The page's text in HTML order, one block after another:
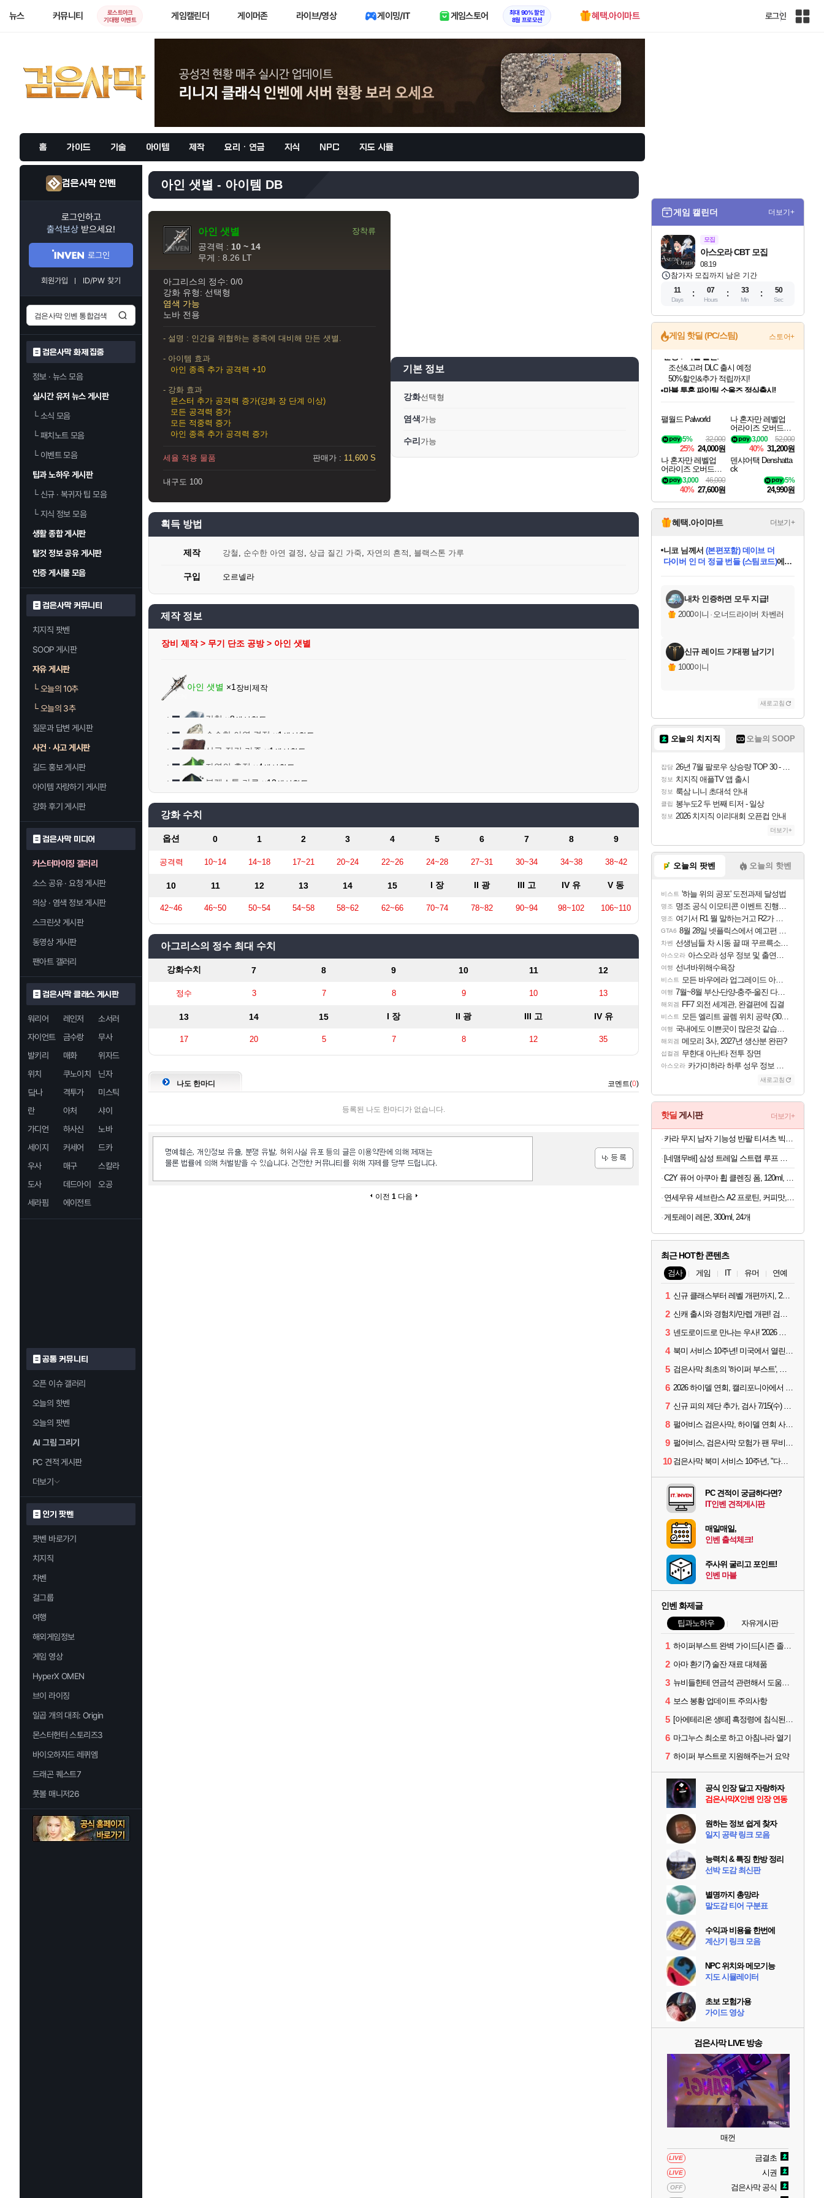
뉴스 커뮤니티
로스트아크
기대평 이벤트
게임캘린더 게이머존 라이브/영상 게이밍/IT 게임스토어
최대 90% 할인
8월 프로모션
혜택.아이마트 로그인
인
홈 가이드 기술 아이템 제작 요리 · 연금 지식 NPC 지도 시뮬
검은사막 인벤
로그인하고
출석보상 받으세요!
로그인
회원가입 ID/PW 찾기
검은사막 화제 집중
정보 · 뉴스 모음
실시간 유저 뉴스 게시판
└소식 모음
└패치노트 모음
└이벤트 모음
팁과 노하우 게시판
└신규 · 복귀자 팁 모음
└지식 정보 모음
생활 종합 게시판
탈것 정보 공유 게시판
인증 게시물 모음
검은사막 커뮤니티
치지직 팟벤
SOOP 게시판
자유 게시판
└오늘의 10추
└오늘의 3추
질문과 답변 게시판
사건 · 사고 게시판
길드 홍보 게시판
아이템 자랑하기 게시판
강화 후기 게시판
검은사막 미디어
커스터마이징 갤러리
소스 공유 · 요청 게시판
의상 · 염색 정보 게시판
스크린샷 게시판
동영상 게시판
팬아트 갤러리
검은사막 클래스 게시판
워리어 레인저
소서러
자이언트
금수랑
무사
발키리
매화
위자드
위치
쿠노이치
닌자
닼나
격투가
미스틱
란
아처
샤이
가디언
하사신
노바
세이지
커세어
드카
우사
매구
스칼라
도사
데드아이
오공
세라핌
에이전트
공통 커뮤니티
오픈 이슈 갤러리
오늘의 핫벤
오늘의 팟벤
AI 그림 그리기
PC 견적 게시판
더보기
인기 팟벤
팟벤 바로가기
치지직
차벤
걸그룹
여행
해외게임정보
게임 영상
HyperX OMEN
브이 라이징
일곱 개의 대죄: Origin
몬스터헌터 스토리즈3
바이오하자드 레퀴엠
드래곤 퀘스트7
풋볼 매니저26
아인 샛별 - 아이템 DB
아인 샛별
공격력 : 10 ~ 14
무게 : 8.26 LT
장착류
아그리스의 정수: 0/0
강화 유형: 선택형
염색 가능
노바 전용
- 설명 : 인간을 위협하는 종족에 대비해 만든 샛별.
- 아이템 효과
아인 종족 추가 공격력 +10
- 강화 효과
몬스터 추가 공격력 증가(강화 장 단계 이상)
모든 공격력 증가
모든 적중력 증가
아인 종족 추가 공격력 증가
세율 적용 물품 판매가 : 11,600 S
내구도 100
기본 정보
강화선택형
염색 가능
수리 가능
획득 방법
제작 강철 , 순수한 아연 결정 , 상급 질긴 가죽, 자연의 흔적 , 블랙스톤 가루
구입 오르넬라
제작 정보
장비 제작 > 무기 단조 공방 > 아인 샛별
아인 샛별 ×1 장비제작
강철 ×8 생산활동
석탄×5
녹아내린 철 조각×5
그루닐 투구×1
황동 주괴×3생산활동
녹아내린 구리 조각×5 생산활동
구리 광석
아연 광석×5
상급 질긴 가죽 생산활동
코끼리 가죽
블랙스톤 가루 ×10 생산활동
고대 마력의 수정 - 하르퓌아
검은 수정 원석×5
순수한 아연 결정 ×1 생산활동
아연 주괴 ×3생산활동
녹아내린 아연 조각×10
아연 광석×5
금속 용해제 ×2
상급 질긴 가죽 ×1 생산활동
질긴 가죽×10생산활동
자연의 흔적 ×4 생산활동
편백나무 원목×3
영롱한 오팔
생산활동
오팔 원석×5
목재 강화제
블랙스톤 가루
×11
고대 마력의 수정 - 하르퓌아×1
블랙스톤 가루 ×12 생산활동
강화 수치
옵션 0 1 2 3 4 5 6 7 8 9
공격력 10~14 14~18 17~21 20~24 22~26 24~28 27~31 30~34 34~38 38~42
10 11 12 13 14 15 I 장 II 광 III 고 IV 유 V 동
42~46 46~50 50~54 54~58 58~62 62~66 70~74 78~82 90~94 98~102 106~110
아그리스의 정수 최대 수치
강화수치 7 8 9 10 11 12
정수 3 7 8 9 10 13
13 14 15 I 장 II 광 III 고 IV 유
17 20 5 7 8 12 35
나도 한마디 코멘트(0)
등록된 나도 한마디가 없습니다.
이전 1 다음
게임 캘린더 더보기+
모집
08.19
아스오라 CBT 모집
참가자 모집까지 남은 기간
11
Days
07
Hours
33
Min
49
Sec
게임 핫딜 (PC/스팀) 스토어+
최대 90% 할인가를 만나보세요!
네이버혜택과 함께 만나보세요!
50%할인&추가 적립까지!
마블 투혼 파이팅 소울즈 정식출시!
마블 히어로 총 출동&화려한 격투!
네이버 포인트 혜택까지!
이니&베니 혜택까지!
네이버 혜택가와 함께 예약하세요!
할인&네이버혜택으로 만나보세요!
네이버페이 혜택과 만나보세요!
40주년 프로모션으로 만나보세요!
할인가에 만나보세요!
일부 에디션 상시 할인!
혜택으로 예약 판매 중
편안하게 충전하세요
팰월드 Palworld
32,000
5%
25% 24,000원
나 혼자만 레벨업
어라이즈 오버드라
이브 디럭스 에디션
Solo Leveling Arise
Overdrive Deluxe Edi
tion
52,000
3,000
40% 31,200원
나 혼자만 레벨업
어라이즈 오버드라
이브 Solo Leveling A
rise
46,000
3,000
40% 27,600원
덴샤어택 Denshatta
ck
5%
24,990원
혜택.아이마트 더보기+
교환.
당첨되셨습니다.
니코님께서 (본편포함) 데이브 더
다이버 인 더 정글 번들 (스팀코드)에
당첨되셨습니다.
당첨되셨습니다.
당첨되셨습니다.
당첨되셨습니다.
당첨되셨습니다.
에디션 (스팀코드)를 교환.
당첨되셨습니다.
내차 인증하면 모두 지급!
2000이니 · 오너드라이버 차벤러
신규 레이드 기대평 남기기
1000이니
새로고침
오늘의 치지직 오늘의 SOOP
잡담 26년 7월 팔로우 상승량 TOP 30 - 월간 치지직
정보 치지직 애플TV 앱 출시
정보 룩삼 니니 초대석 안내
클립 봉누도2 두 번째 티저 - 일상
정보 2026 치지직 이리대회 오픈컵 안내
더보기+
오늘의 팟벤 오늘의 핫벤
비스트 '하늘 위의 공포' 도전과제 달성법
명조 명조 공식 이모티콘 이벤트 진행해봤습니다! 참여부터 추첨까지????
명조 여기서 R1 뭘 말하는거고 R2가 뭘말하는걸까요?
GTA6 8월 28일 넷플릭스에서 예고편 공개 예정
차벤 선생님들 차 시동 끌 때 꾸르륵소리나는데
아스오라 아스오라 성우 정보 및 출연작 모음
여행 선녀바위해수욕장
비스트 모든 바우에라 업그레이드 아이템 획득 위치 공략 (89개)
여행 7월~8월 부산-단양-충주-울진 다녀왔어요~
해외겜 FF7 외전 세계관, 완결편에 집결
비스트 모든 엘리트 골렘 위치 공략 (30개) - 방랑 결투가
여행 국내에도 이쁜곳이 많은것 같습니다
해외겜 메모리 3사, 2027년 생산분 완판?
섭컬겜 무한대 아난타 전투 장면
아스오라 카가미하라 하루 성우 정보 및 주요 필모
새로고침
핫딜 게시판 더보기+
게토레이 레몬, 300ml, 24개
최근 HOT한 콘텐츠
검사 게임 IT 유머 연예
1 신규 클래스부터 레벨 개편까지, '2026 검은사막 하이델 연회' 총정리
2 신캐 출시와 경험치/만렙 개편! 검사 2026 하이델 연회 모아보기
3 넨도로이드로 만나는 우사! '2026 하이델 연회' 막바지 깜짝 공개
4 북미 서비스 10주년! 미국에서 열린 '검은사막 하이델 연회'
5 검은사막 최초의 '하이퍼 부스트', 직접 해봤습니다
6 2026 하이델 연회, 캘리포니아에서 개최
7 신규 피의 제단 추가, 검사 7/15(수) 패치 핵심 정리
8 펄어비스 검은사막, 하이델 연회 사전 이벤트 시작
9 펄어비스, 검은사막 모험가 팬 무비 '마디걸스' 글로벌 상영회 개최
10 검은사막 북미 서비스 10주년, "다음 10년도 우리만의 액션으로"
PC 견적이 궁금하다면?
IT인벤 견적게시판
매일매일,
인벤 출석체크!
주사위 굴리고 포인트!
인벤 마블
인벤 화제글
팁과노하우 자유게시판
1 하이퍼부스트 완벽 가이드[시즌 졸업 부터 공방합 750까지] _ 21시간 26분 컷 성장 꿀팁 총 정리
2 아마 환기?) 술잔 재료 대체품
3 뉴비들한테 연금석 관련해서 도움이 될까해서..(벨의심장 등)
4 보스 봉황 업데이트 주의사항
5 [아에테리온 생태] 흑정령에 침식된 검사/용병
6 마그누스 최소로 하고 아침나라 열기
7 하이퍼 부스트로 지원해주는거 요약
공식 인장 달고 자랑하자
검은사막X인벤 인장 연동
원하는 정보 쉽게 찾자
일지 공략 링크 모음
능력치 & 특징 한방 정리
선박 도감 최신판
별명까지 총망라
말도감 티어 구분표
수익과 비용을 한번에
계산기 링크 모음
NPC 위치와 메모기능
지도 시뮬레이터
초보 모험가용
가이드 영상
검은사막 LIVE 방송
매껀
LIVE 금결초
LIVE 시권
OFF
검은사막 공식